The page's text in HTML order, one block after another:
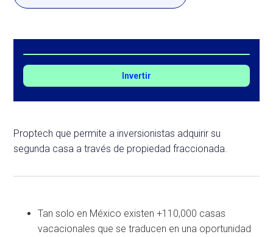
Invertir
Proptech que permite a inversionistas adquirir su
segunda casa a través de propiedad fraccionada.
Tan solo en México existen +110,000 casas
vacacionales que se traducen en una oportunidad